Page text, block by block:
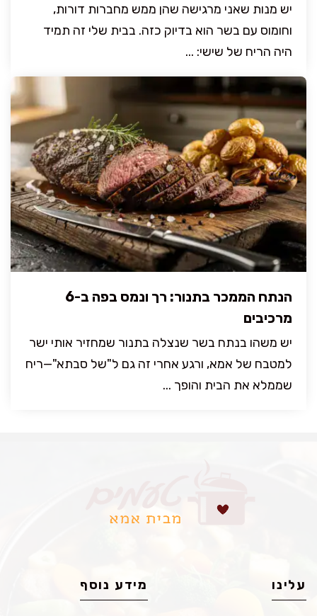
יש מנות שאני מרגישה שהן ממש מחברות דורות,
וחומוס עם בשר הוא בדיוק כזה. בבית שלי זה תמיד
היה הריח של שישי: ...
הנתח הממכר בתנור: רך ונמס בפה ב-6
מרכיבים
יש משהו בנתח בשר שנצלה בתנור שמחזיר אותי ישר
למטבח של אמא, ורגע אחרי זה גם ל"של סבתא"—ריח
שממלא את הבית והופך ...
עלינו מידע נוסף